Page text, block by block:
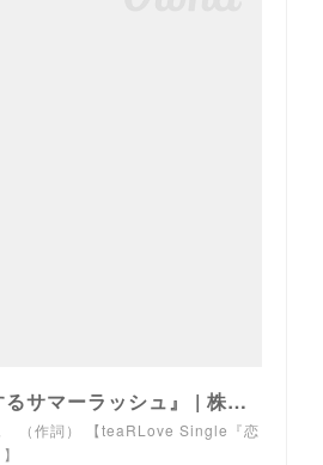
teaRLove『恋するサマーラッシュ』 | 株式会社ポップホリック（POPHOLIC） – 音楽制作/アーティスト・クリエイターマネージメント
（作詞） 【teaRLove Single『恋